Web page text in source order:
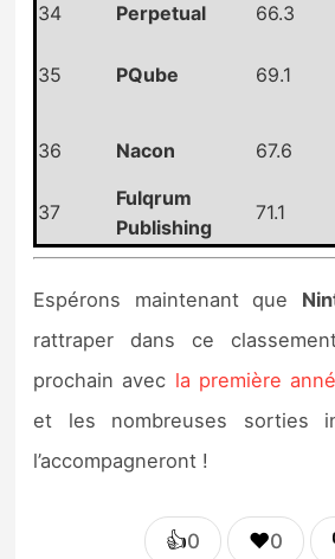
34
Perpetual 66.3
35 PQube 69.1
36
Nacon 67.6
37
Fulqrum
Publishing
71.1
Espérons maintenant que
rattraper dans ce
prochain avec la première
et les nombreuses sorties
l’accompagneront !
👍0 ❤️0